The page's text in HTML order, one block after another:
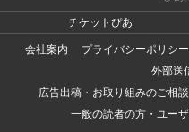
チケットぴあ
会社案内
プライバシーポリシー
外部送
広告出稿・お取り組みのご相
一般の読者の方・ユー